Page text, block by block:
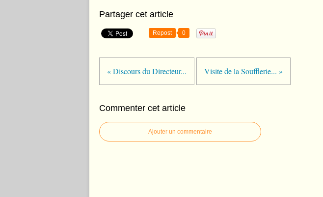
Partager cet article
Repost 0
« Discours du Directeur... Visite de la Soufflerie... »
Commenter cet article
Ajouter un commentaire